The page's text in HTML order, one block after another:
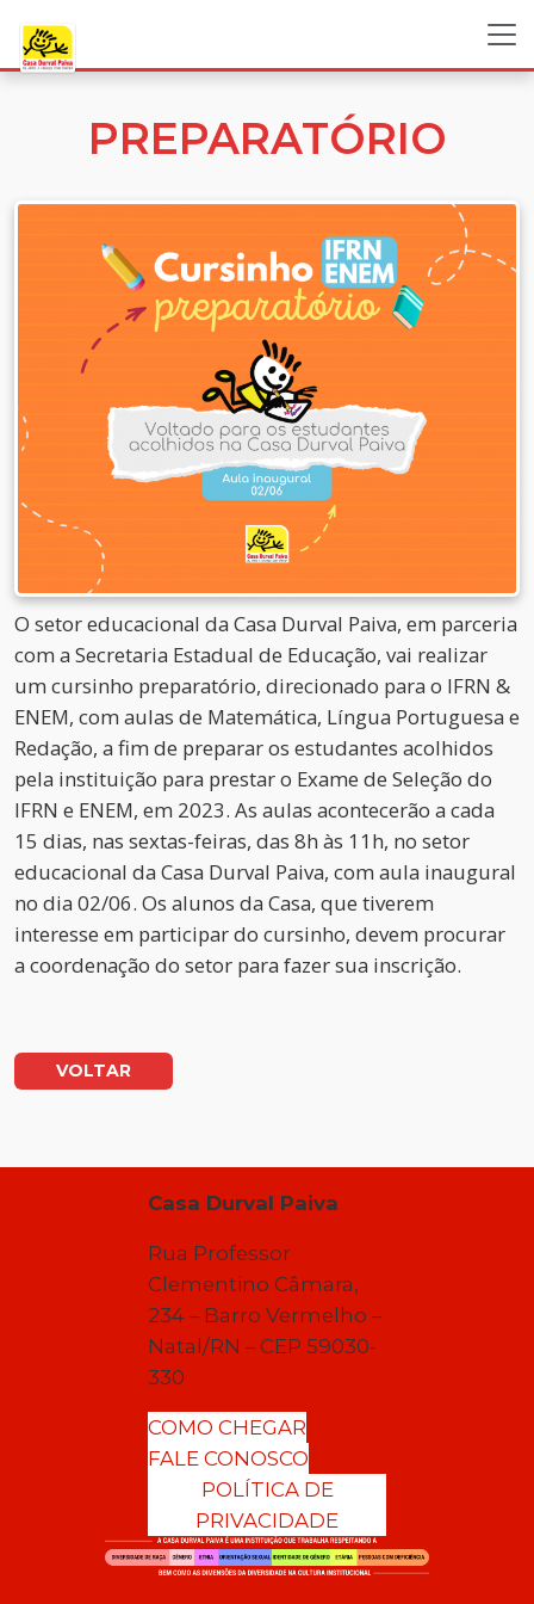
PREPARATÓRIO
O setor educacional da Casa Durval Paiva, em parceria
com a Secretaria Estadual de Educação, vai realizar
um cursinho preparatório, direcionado para o IFRN &
ENEM, com aulas de Matemática, Língua Portuguesa e
Redação, a fim de preparar os estudantes acolhidos
pela instituição para prestar o Exame de Seleção do
IFRN e ENEM, em 2023. As aulas acontecerão a cada
15 dias, nas sextas-feiras, das 8h às 11h, no setor
educacional da Casa Durval Paiva, com aula inaugural
no dia 02/06. Os alunos da Casa, que tiverem
interesse em participar do cursinho, devem procurar
a coordenação do setor para fazer sua inscrição.
VOLTAR
Casa Durval Paiva
Rua Professor
Clementino Câmara,
234 – Barro Vermelho –
Natal/RN – CEP 59030-
330
COMO CHEGAR
FALE CONOSCO
POLÍTICA DE
PRIVACIDADE